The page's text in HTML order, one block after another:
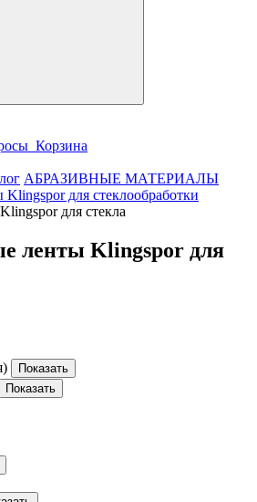
Корзина
АБРАЗИВНЫЕ МАТЕРИАЛЫ
для стеклообработки
для стекла
ленты Klingspor для